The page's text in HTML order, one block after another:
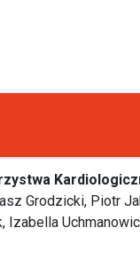
Grodzicki, Piotr
Izabella